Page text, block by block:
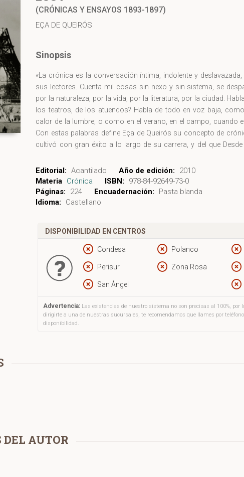
(CRÓNICAS Y ENSAYOS 1893-1897)
EÇA DE QUEIRÓS
Sinopsis
«La crónica es la conversación íntima, indolente y
sus lectores. Cuenta mil cosas sin nexo y sin sistema, se
por la naturaleza, por la vida, por la literatura, por la ciudad.
los teatros, de los atuendos? Habla de todo en voz baja,
calor de la lumbre; o como en el verano, en el campo, cuando
Con estas palabras define Eça de Queirós su concepto de
cultivó con gran éxito a lo largo de su carrera, y del que
mientras ejercía de cónsul en Francia, estas quince crónicas
1897 fueron compiladas y publicadas como libro siete años
del autor.
Editorial: Acantilado Año de edición:
2010
Materia Crónica ISBN:
978-84-92649-73-0
Páginas:
224 Encuadernación:
Pasta blanda
Idioma:
Castellano
DISPONIBILIDAD EN CENTROS
Condesa Polanco
Perisur Zona Rosa
San Ángel
Advertencia: Las existencias de nuestro sistema no son precisas al 100%, por
dirigirte a una de nuestras sucursales, te recomendamos que llames por
disponibilidad.
DEL AUTOR